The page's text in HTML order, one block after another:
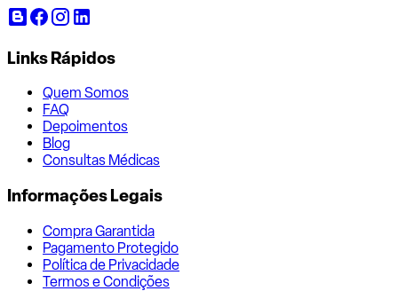
Links Rápidos
Quem Somos
FAQ
Depoimentos
Blog
Consultas Médicas
Informações Legais
Compra Garantida
Pagamento Protegido
Política de Privacidade
Termos e Condições